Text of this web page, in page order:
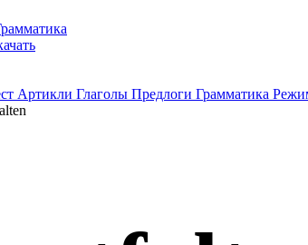
Артикли Глаголы Предлоги Грамматика